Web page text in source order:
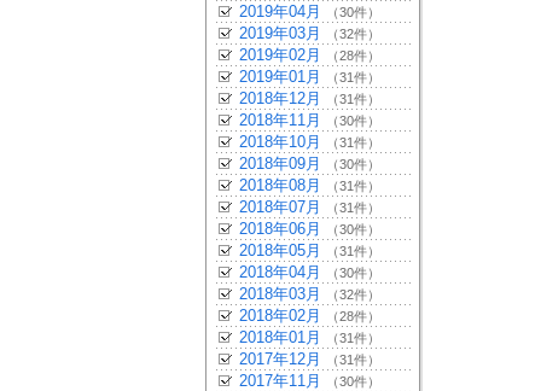
2019年04月 （30件）
2019年03月 （32件）
2019年02月 （28件）
2019年01月 （31件）
2018年12月 （31件）
2018年11月 （30件）
2018年10月 （31件）
2018年09月 （30件）
2018年08月 （31件）
2018年07月 （31件）
2018年06月 （30件）
2018年05月 （31件）
2018年04月 （30件）
2018年03月 （32件）
2018年02月 （28件）
2018年01月 （31件）
2017年12月 （31件）
2017年11月 （30件）